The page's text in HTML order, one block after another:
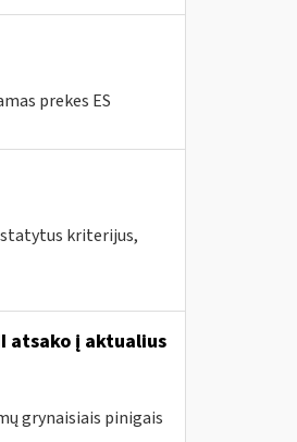
prekes ES
kriterijus,
atsako į aktualius
grynaisiais pinigais